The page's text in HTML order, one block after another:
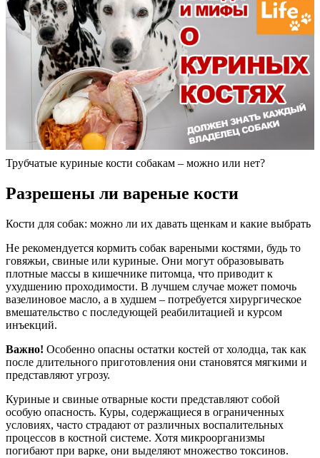
Трубчатые куриные кости собакам – можно или нет?
Разрешены ли вареные кости
Кости для собак: можно ли их давать щенкам и какие выбрать
Не рекомендуется кормить собак вареными костями, будь то
говяжьи, свиные или куриные. Они могут образовывать
плотные массы в кишечнике питомца, что приводит к
ухудшению проходимости. В лучшем случае может помочь
вазелиновое масло, а в худшем – потребуется хирургическое
вмешательство с последующей реабилитацией и курсом
инъекций.
Важно! Особенно опасны остатки костей от холодца, так как
после длительного приготовления они становятся мягкими и
представляют угрозу.
Куриные и свиные отварные кости представляют собой
особую опасность. Куры, содержащиеся в ограниченных
условиях, часто страдают от различных воспалительных
процессов в костной системе. Хотя микроорганизмы
погибают при варке, они выделяют множество токсинов.